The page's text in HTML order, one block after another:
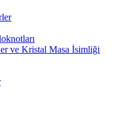
ve Kristal Masa İsimliği